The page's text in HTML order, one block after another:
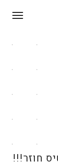
חוזר!!!